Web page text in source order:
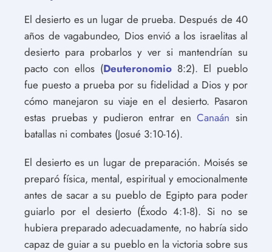
El desierto es un lugar de prueba. Después de 40
años de vagabundeo, Dios envió a los israelitas al
desierto para probarlos y ver si mantendrían su
pacto con ellos (Deuteronomio 8:2). El pueblo
fue puesto a prueba por su fidelidad a Dios y por
cómo manejaron su viaje en el desierto. Pasaron
estas pruebas y pudieron entrar enCanaán sin
batallas ni combates (Josué 3:10-16).
El desierto es un lugar de preparación. Moisés se
preparó física, mental, espiritual y emocionalmente
antes de sacar a su pueblo de Egipto para poder
guiarlo por el desierto (Éxodo 4:1-8). Si no se
hubiera preparado adecuadamente, no habría sido
capaz de guiar a su pueblo en la victoria sobre sus